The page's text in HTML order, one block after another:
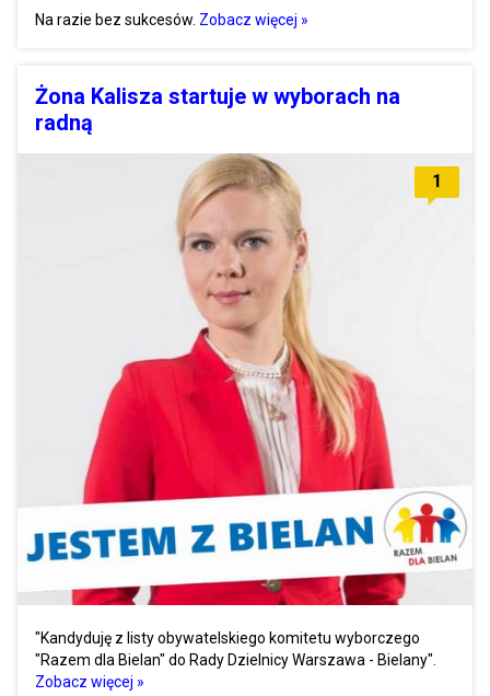
Na razie bez sukcesów. Zobacz więcej »
Żona Kalisza startuje w wyborach na
radną
1
"Kandyduję z listy obywatelskiego komitetu wyborczego
"Razem dla Bielan" do Rady Dzielnicy Warszawa - Bielany".
Zobacz więcej »